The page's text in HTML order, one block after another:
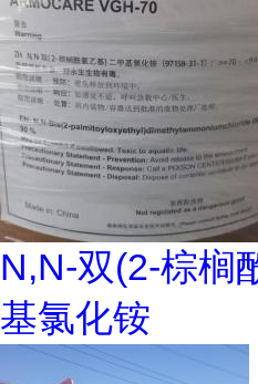
N,N-双(2-棕榈
基氯化铵